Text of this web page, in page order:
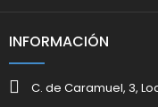
INFORMACIÓN
C. de Caramuel, 3,